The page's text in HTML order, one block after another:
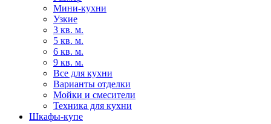
Мини-кухни
Узкие
3 кв. м.
5 кв. м.
6 кв. м.
9 кв. м.
Все для кухни
Варианты отделки
Мойки и смесители
Техника для кухни
Шкафы-купе